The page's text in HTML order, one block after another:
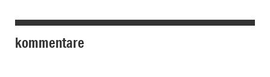
kommentare